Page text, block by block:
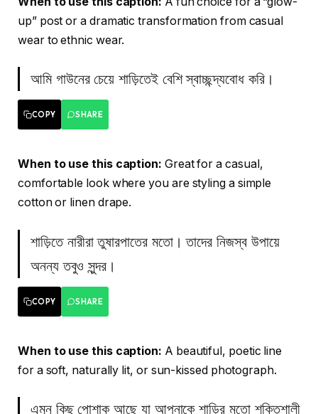
up” post or a dramatic transformation from casual
wear to ethnic wear.
আমি গাউনের চেয়ে শাড়িতেই বেশি স্বাচ্ছন্দ্যবোধ করি।
COPY SHARE
When to use this caption: Great for a casual,
comfortable look where you are styling a simple
cotton or linen drape.
শাড়িতে নারীরা তুষারপাতের মতো। তাদের নিজস্ব উপায়ে
অনন্য তবুও সুন্দর।
COPY SHARE
When to use this caption: A beautiful, poetic line
for a soft, naturally lit, or sun-kissed photograph.
এমন কিছু পোশাক আছে যা আপনাকে শাড়ির মতো শক্তিশালী